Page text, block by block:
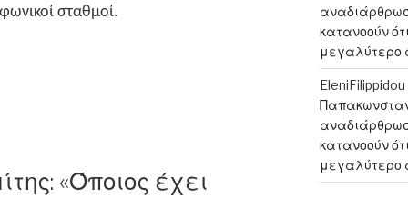
σταθμοί.
«Όποιος έχει
κατανοούν
μεγαλύτερο
EleniFilippidou
κατανοούν
μεγαλύτερο